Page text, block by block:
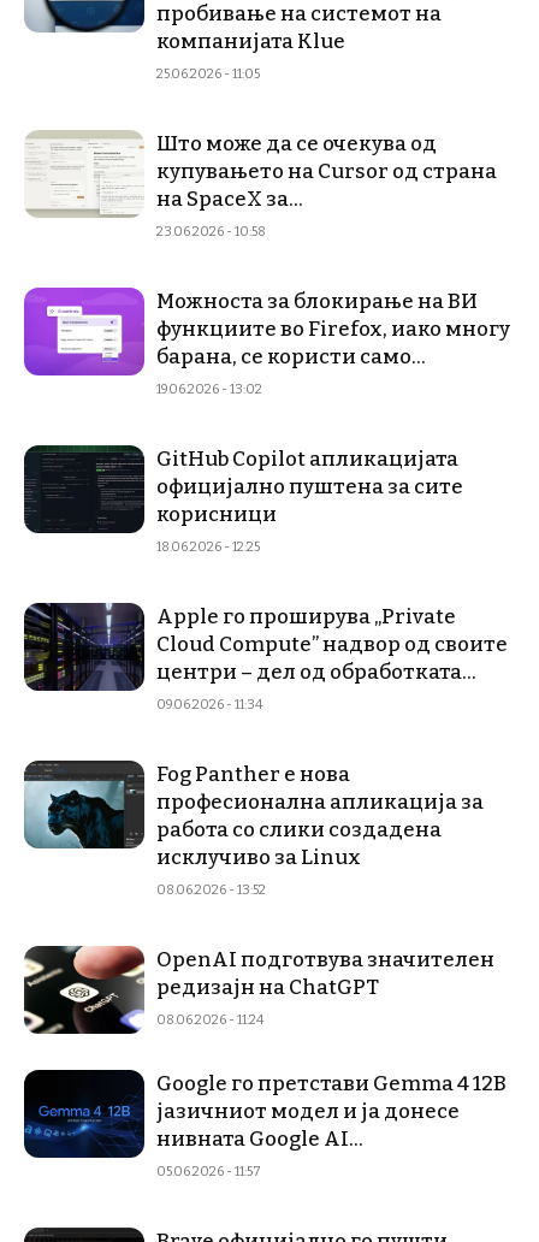
пробивање на системот на
компанијата Klue
25.06.2026 - 11:05
Што може да се очекува од
купувањето на Cursor од страна
на SpaceX за...
23.06.2026 - 10:58
Можноста за блокирање на ВИ
функциите во Firefox, иако многу
барана, се користи само...
19.06.2026 - 13:02
GitHub Copilot апликацијата
официјално пуштена за сите
корисници
18.06.2026 - 12:25
Apple го проширува „Private
Cloud Compute” надвор од своите
центри – дел од обработката...
09.06.2026 - 11:34
Fog Panther е нова
професионална апликација за
работа со слики создадена
исклучиво за Linux
08.06.2026 - 13:52
OpenAI подготвува значителен
редизајн на ChatGPT
08.06.2026 - 11:24
Google го претстави Gemma 4 12B
јазичниот модел и ја донесе
нивната Google AI...
05.06.2026 - 11:57